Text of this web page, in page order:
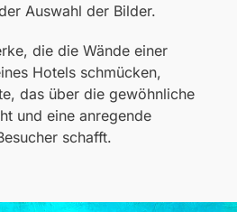
Auswahl der Bilder.
die die Wände einer
Hotels schmücken,
das über die gewöhnliche
und eine anregende
schafft.